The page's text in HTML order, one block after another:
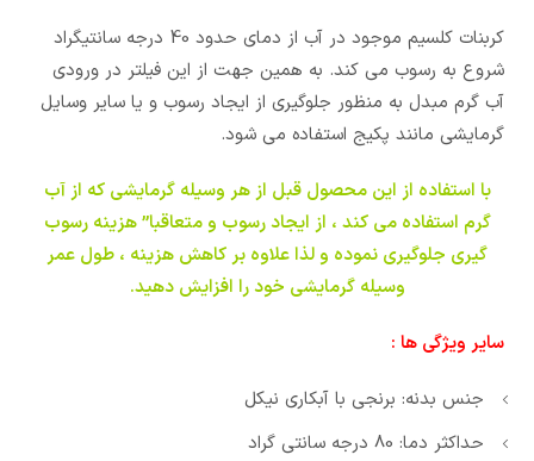
کربنات کلسیم موجود در آب از دمای حدود 40 درجه سانتیگراد
شروع به رسوب می کند. به همین جهت از این فیلتر در ورودی
آب گرم مبدل به منظور جلوگیری از ایجاد رسوب و یا سایر وسایل
گرمایشی مانند پکیج استفاده می شود.
با استفاده از این محصول قبل از هر وسیله گرمایشی که از آب
گرم استفاده می کند ، از ایجاد رسوب و متعاقبا” هزینه رسوب
گیری جلوگیری نموده و لذا علاوه بر کاهش هزینه ، طول عمر
وسیله گرمایشی خود را افزایش دهید.
سایر ویژگی ها :
جنس بدنه: برنجی با آبکاری نیکل
حداکثر دما: 80 درجه سانتی گراد